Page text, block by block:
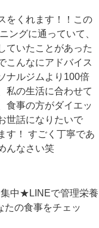
をくれます！！この
ングに通っていて、
ていたことがあった
こんなにアドバイス
ナルジムより100倍
私の生活に合わせて
食事の方がダイエッ
世話になりたいで
す！ すごく丁寧であ
んなさい笑
中★LINEで管理栄養
たの食事をチェッ